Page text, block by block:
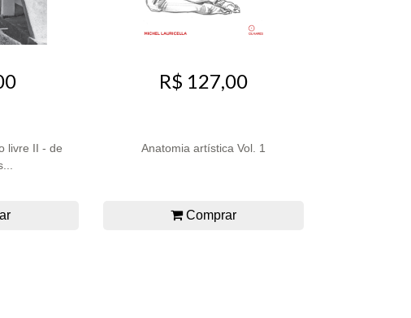
livre II - de
R$ 127,00
Anatomia artística Vol. 1
Comprar